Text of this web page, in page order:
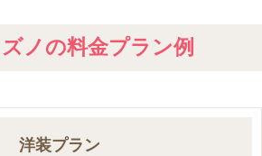
ノの料金プラン例
洋装プラン